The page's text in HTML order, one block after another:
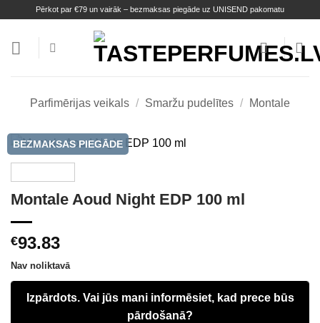
content
Pērkot par €79 un vairāk – bezmaksas piegāde uz UNISEND pakomatu
Parfimērijas veikals / Smaržu pudelītes / Montale
BEZMAKSAS PIEGĀDE
Montale Aoud Night EDP 100 ml
€93.83
Nav noliktavā
Izpārdots. Vai jūs mani informēsiet, kad prece būs
pārdošanā?